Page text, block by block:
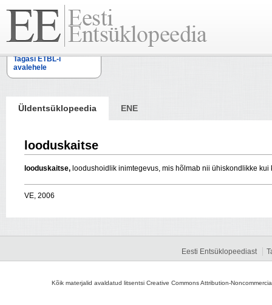
Tagasi ETBL-i
avalehele
Üldentsüklopeedia ENE
looduskaitse
looduskaitse, loodushoidlik inimtegevus, mis hõlmab nii ühiskondlikke kui
VE, 2006
Eesti Entsüklopeediast
Kõik materjalid avaldatud litsentsi Creative Commons Attribution-